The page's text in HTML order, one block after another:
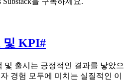
및 KPI#
및 출시는 긍정적인 결과를 낳았으
경험 모두에 미치는 실질적인 이